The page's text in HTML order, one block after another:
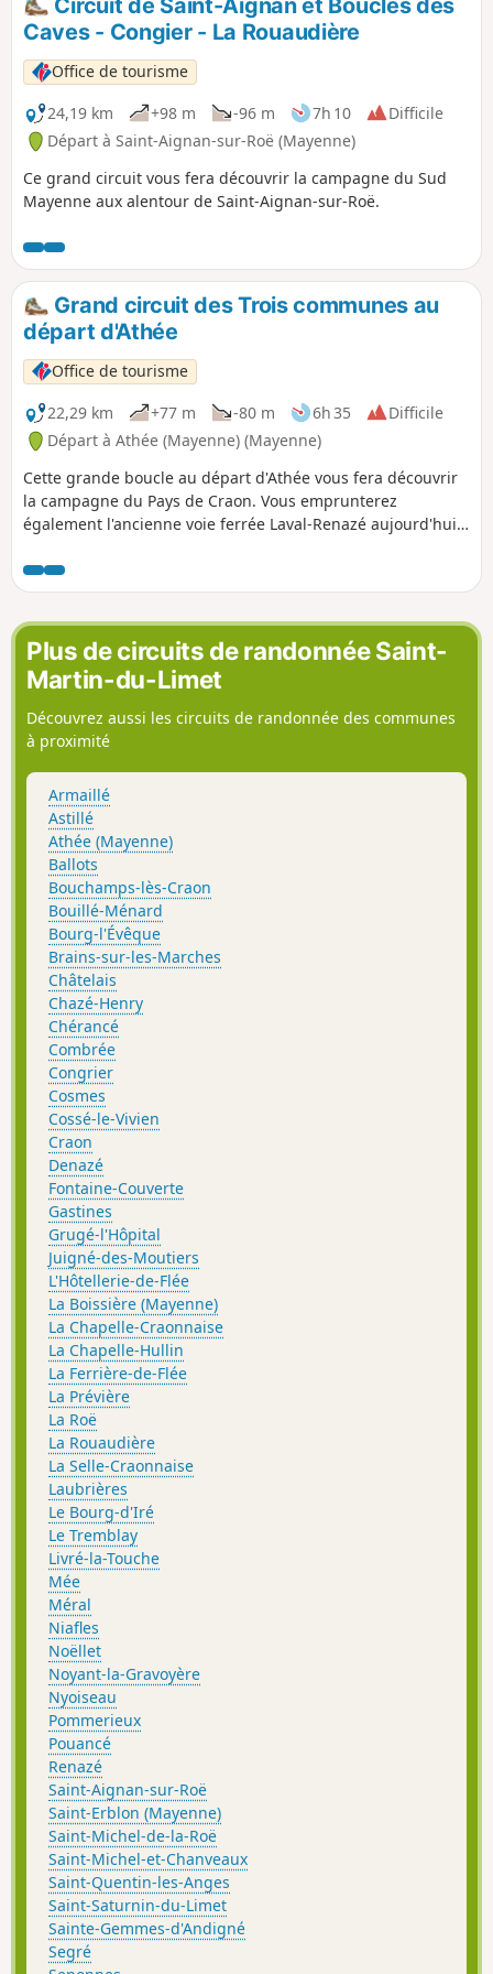
Circuit de Saint-Aignan et Boucles des
Caves - Congier - La Rouaudière
Office de tourisme
24,19 km
+98 m -96 m 7h 10
Difficile
Départ à Saint-Aignan-sur-Roë (Mayenne)
Ce grand circuit vous fera découvrir la campagne du Sud
Mayenne aux alentour de Saint-Aignan-sur-Roë.
Grand circuit des Trois communes au
départ d'Athée
Office de tourisme
22,29 km
+77 m -80 m 6h 35
Difficile
Départ à Athée (Mayenne) (Mayenne)
Cette grande boucle au départ d'Athée vous fera découvrir
la campagne du Pays de Craon. Vous emprunterez
également l'ancienne voie ferrée Laval-Renazé aujourd'hui
cheval).
Plus de circuits de randonnée Saint-
Martin-du-Limet
Découvrez aussi les circuits de randonnée des communes
à proximité
Armaillé
Astillé
Athée (Mayenne)
Ballots
Bouchamps-lès-Craon
Bouillé-Ménard
Bourg-l'Évêque
Brains-sur-les-Marches
Châtelais
Chazé-Henry
Chérancé
Combrée
Congrier
Cosmes
Cossé-le-Vivien
Craon
Denazé
Fontaine-Couverte
Gastines
Grugé-l'Hôpital
Juigné-des-Moutiers
L'Hôtellerie-de-Flée
La Boissière (Mayenne)
La Chapelle-Craonnaise
La Chapelle-Hullin
La Ferrière-de-Flée
La Prévière
La Roë
La Rouaudière
La Selle-Craonnaise
Laubrières
Le Bourg-d'Iré
Le Tremblay
Livré-la-Touche
Mée
Méral
Niafles
Noëllet
Noyant-la-Gravoyère
Nyoiseau
Pommerieux
Pouancé
Renazé
Saint-Aignan-sur-Roë
Saint-Erblon (Mayenne)
Saint-Michel-de-la-Roë
Saint-Michel-et-Chanveaux
Saint-Quentin-les-Anges
Saint-Saturnin-du-Limet
Sainte-Gemmes-d'Andigné
Segré